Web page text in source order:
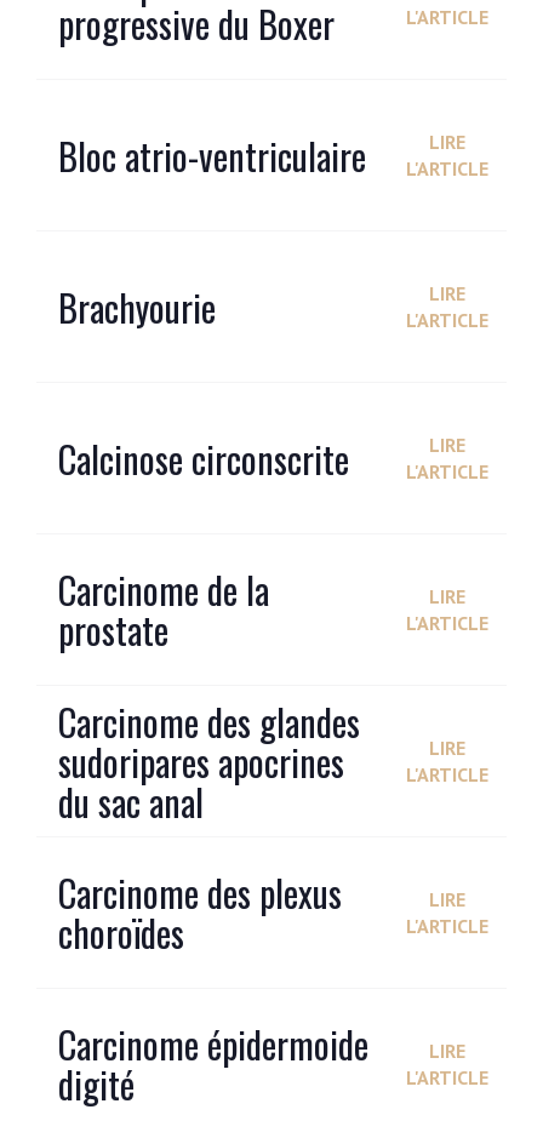
progressive du Boxer
L'ARTICLE
Bloc atrio-ventriculaire
LIRE
L'ARTICLE
Brachyourie
LIRE
L'ARTICLE
Calcinose circonscrite
LIRE
L'ARTICLE
Carcinome de la
prostate
LIRE
L'ARTICLE
Carcinome des glandes
sudoripares apocrines
du sac anal
LIRE
L'ARTICLE
Carcinome des plexus
choroïdes
LIRE
L'ARTICLE
Carcinome épidermoide
digité
LIRE
L'ARTICLE